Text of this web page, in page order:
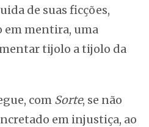
de suas ficções,
mentira, uma
tijolo a tijolo da
com Sorte, se não
em injustiça, ao